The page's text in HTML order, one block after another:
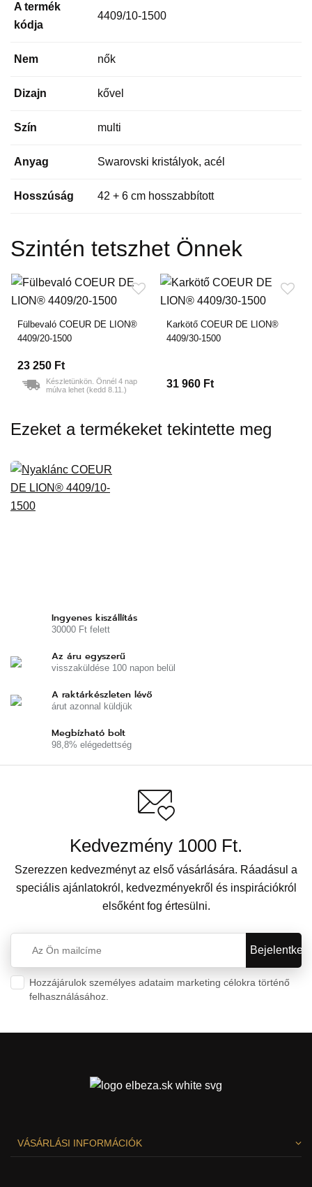
A termék
kódja
4409/10-1500
Nem nők
Dizajn kővel
Szín multi
Anyag Swarovski kristályok, acél
Hosszúság 42 + 6 cm hosszabbított
Szintén tetszhet Önnek
Fülbevaló COEUR DE LION®
4409/20-1500
23 250 Ft
Készletünkön. Önnél 4 nap
múlva lehet (kedd 8.11.)
Karkötő COEUR DE LION®
4409/30-1500
31 960 Ft
Ezeket a termékeket tekintette meg
Ingyenes kiszállítás
30000 Ft felett
Az áru egyszerű
visszaküldése 100 napon belül
A raktárkészleten lévő
árut azonnal küldjük
Megbízható bolt
98,8% elégedettség
Kedvezmény 1000 Ft.
Szerezzen kedvezményt az első vásárlására. Ráadásul a
speciális ajánlatokról, kedvezményekről és inspirációkról
elsőként fog értesülni.
Hozzájárulok személyes adataim marketing célokra történő
felhasználásához.
VÁSÁRLÁSI INFORMÁCIÓK